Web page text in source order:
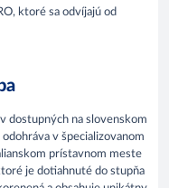
ktoré sa odvíjajú od
dostupných na slovenskom
v špecializovanom
prístavnom meste
je dotiahnuté do stupňa